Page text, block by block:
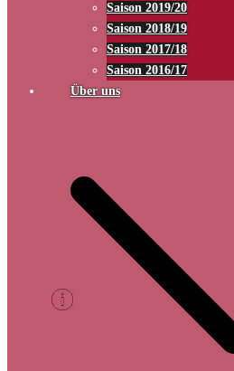
Saison 2019/20
Saison 2018/19
Saison 2017/18
Saison 2016/17
Über uns